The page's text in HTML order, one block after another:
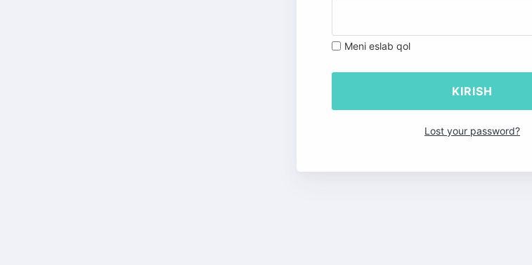
Meni eslab qol
Lost your password?